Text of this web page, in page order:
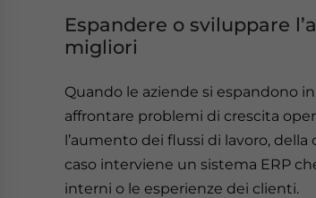
Espandere o sviluppare
migliori
Quando le aziende si espandono
affrontare problemi di crescita
l’aumento dei flussi di lavoro,
caso interviene un sistema ERP
interni o le esperienze dei clienti.